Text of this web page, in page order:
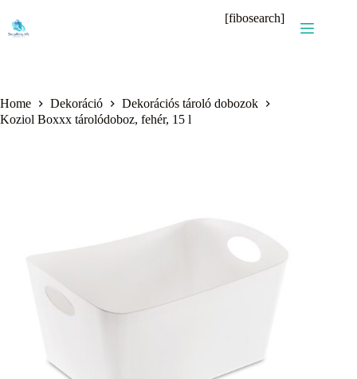
content
[fibosearch]
Home Dekoráció
Dekorációs tároló dobozok
Koziol Boxxx tárolódoboz, fehér, 15 l